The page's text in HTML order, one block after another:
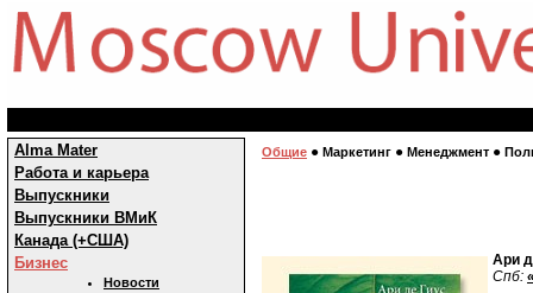
Alma Mater
Работа и карьера
Выпускники
Выпускники ВМиК
Канада (+США)
Бизнес
Новости
Общие ● Маркетинг ● Менеджмент ●
Ари
Спб: